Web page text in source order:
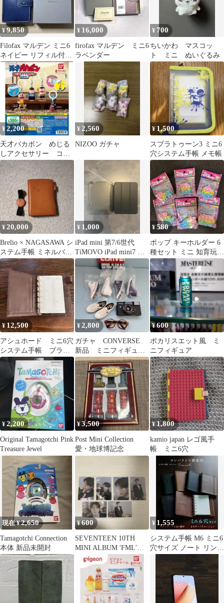
¥9,850
Filofax マルデン ミニ6
ネイビー リフィル付き
【訳あり】
¥ 16,000
firofax マルデン ミニ6
ラベンダー
¥ 700
ちいかわ マスコッ
ト ミニ ぬいぐるみ
¥2,200
天才バカボン めじる
しアクセサリー コン
プリート
¥ 2,560
NIZOO ガチャ
¥ 1,500
スプラトゥーン3 ミニ6
穴システム手帳 メモ帳
¥20,000
Brelio × NAGASAWA シ
ステム手帳 ミネルバボ
ックス ミニ6
¥ 1,000
iPad mini 第7/6世代
TiMOVO iPad mini7 ケ
ース
¥580
ポップ キーホルダー 6
種セット ミニ 知育玩具
ストレス解消 新品未開
封
¥ 12,500
アシュホード ミニ6穴
システム手帳 ブラウ
ン ビタリータ
¥2,800
ガチャ CONVERSE
新品 ミニフィギュア
まとめ売り
¥600
ポカリスエット風 ミ
ニフィギュア
¥2,200
Original Tamagotchi Pink
Treasure Jewel
¥3,500
Post Mini Collection
愛・地球博記念
¥1,800
kamio japan レゴ風手
帳 ミニ6穴
現在 ¥2,650
Tamagotchi Connection
本体 新品未開封
¥600
SEVENTEEN 10TH
MINI ALBUM 'FML'
DINO
¥ 1,555
システム手帳 M6 ミニ6
穴サイズ ノート リング